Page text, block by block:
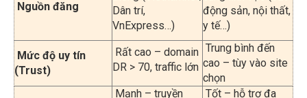
Mức độ uy tín
Rất cao – domain
DR > 70, traffic lớn
Trung bình đến
cao – tùy vào site
chọn
Ảnh hưởng SEO
Mạnh – truyền
sức mạnh lớn, dễ
index
Tốt – hỗ trợ đa
dạng hóa hồ sơ
liên kết